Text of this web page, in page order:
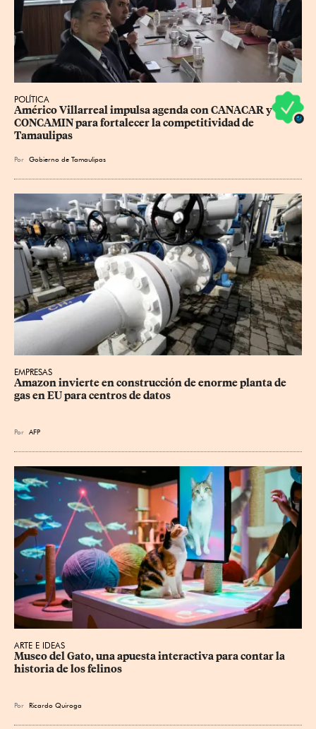
POLÍTICA
Américo Villarreal impulsa agenda con CANACAR y
CONCAMIN para fortalecer la competitividad de
Tamaulipas
Por Gobierno de Tamaulipas
EMPRESAS
Amazon invierte en construcción de enorme planta de
gas en EU para centros de datos
Por AFP
ARTE E IDEAS
Museo del Gato, una apuesta interactiva para contar la
historia de los felinos
Por Ricardo Quiroga